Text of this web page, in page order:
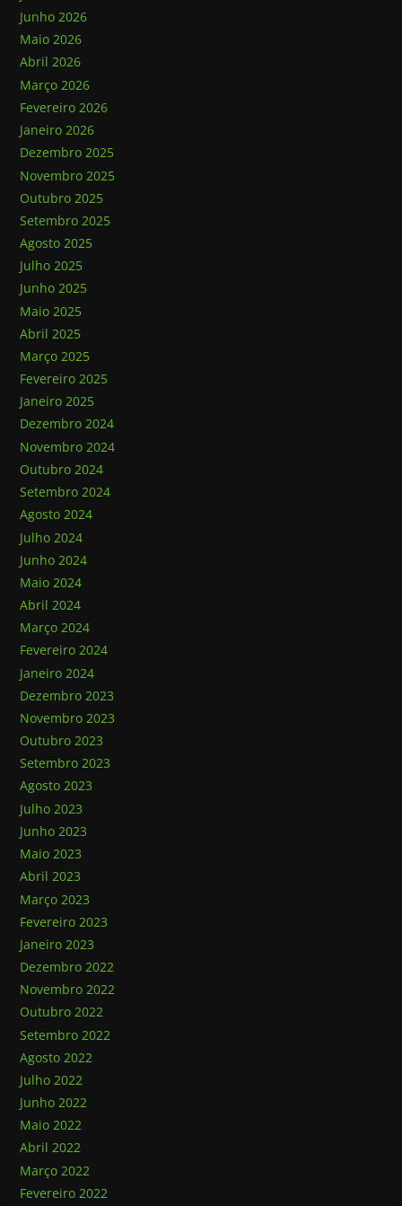
Junho 2026
Maio 2026
Abril 2026
Março 2026
Fevereiro 2026
Janeiro 2026
Dezembro 2025
Novembro 2025
Outubro 2025
Setembro 2025
Agosto 2025
Julho 2025
Junho 2025
Maio 2025
Abril 2025
Março 2025
Fevereiro 2025
Janeiro 2025
Dezembro 2024
Novembro 2024
Outubro 2024
Setembro 2024
Agosto 2024
Julho 2024
Junho 2024
Maio 2024
Abril 2024
Março 2024
Fevereiro 2024
Janeiro 2024
Dezembro 2023
Novembro 2023
Outubro 2023
Setembro 2023
Agosto 2023
Julho 2023
Junho 2023
Maio 2023
Abril 2023
Março 2023
Fevereiro 2023
Janeiro 2023
Dezembro 2022
Novembro 2022
Outubro 2022
Setembro 2022
Agosto 2022
Julho 2022
Junho 2022
Maio 2022
Abril 2022
Março 2022
Fevereiro 2022